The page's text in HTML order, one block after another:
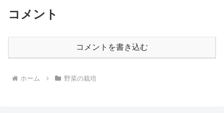
コメント
コメントを書き込む
ホーム 野菜の栽培